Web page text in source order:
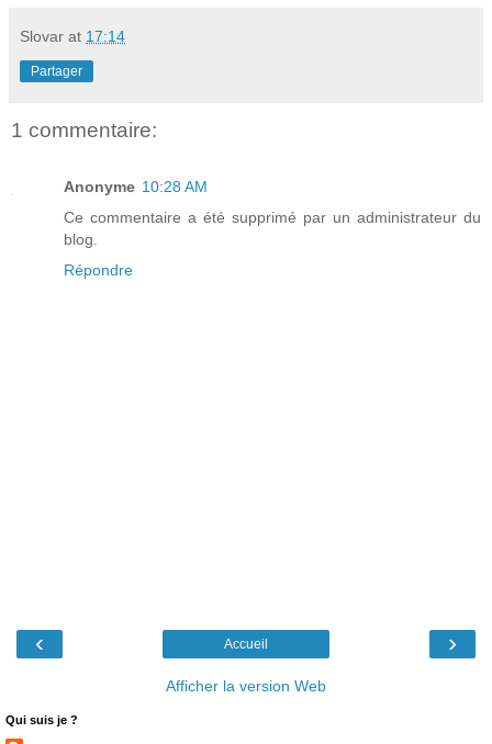
Slovar at 17:14
Partager
1 commentaire:
Anonyme 10:28 AM
Ce commentaire a été supprimé par un administrateur du
blog.
Répondre
‹ ›
Accueil
Afficher la version Web
Qui suis je ?